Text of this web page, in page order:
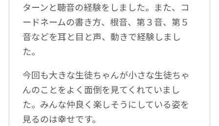
ターンと聴音の経験をしました。また、コ
ードネームの書き方、根音、第３音、第５
音などを耳と目と声、動きで経験しまし
た。
今回も大きな生徒ちゃんが小さな生徒ちゃ
んのことをよく面倒を見てくれていまし
た。みんな仲良く楽しそうにしている姿を
見るのは幸せです。